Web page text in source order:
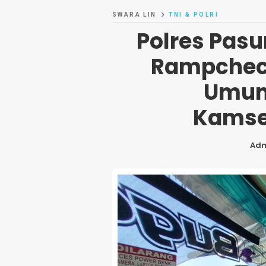
SWARA LIN TNI & POLRI
Polres